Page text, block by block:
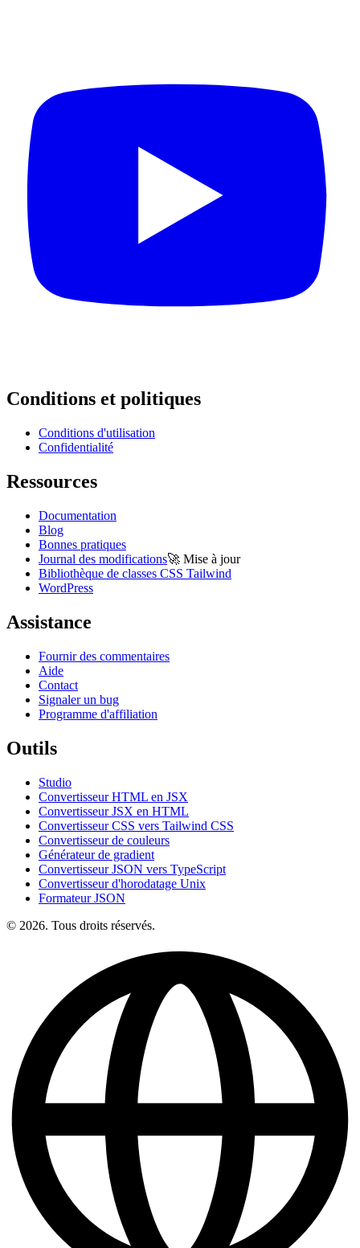
Conditions et politiques
Conditions d'utilisation
Confidentialité
Ressources
Documentation
Blog
Bonnes pratiques
Journal des modifications🚀 Mise à jour
Bibliothèque de classes CSS Tailwind
WordPress
Assistance
Fournir des commentaires
Aide
Contact
Signaler un bug
Programme d'affiliation
Outils
Studio
Convertisseur HTML en JSX
Convertisseur JSX en HTML
Convertisseur CSS vers Tailwind CSS
Convertisseur de couleurs
Générateur de gradient
Convertisseur JSON vers TypeScript
Convertisseur d'horodatage Unix
Formateur JSON
© 2026. Tous droits réservés.